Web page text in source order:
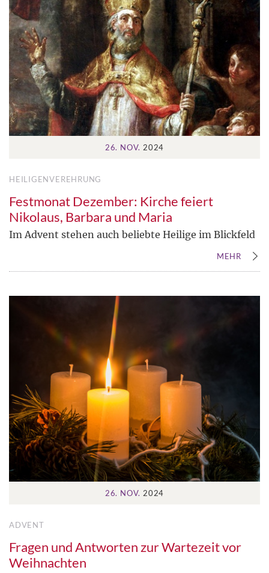
26. NOV. 2024
HEILIGENVEREHRUNG
Festmonat Dezember: Kirche feiert
Nikolaus, Barbara und Maria
Im Advent stehen auch beliebte Heilige im Blickfeld
MEHR
26. NOV. 2024
ADVENT
Fragen und Antworten zur Wartezeit vor
Weihnachten